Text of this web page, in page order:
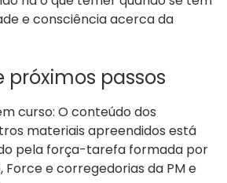
e consciência acerca da
próximos passos
curso: O conteúdo dos
materiais apreendidos está
pela força-tarefa formada por
Force e corregedorias da PM e